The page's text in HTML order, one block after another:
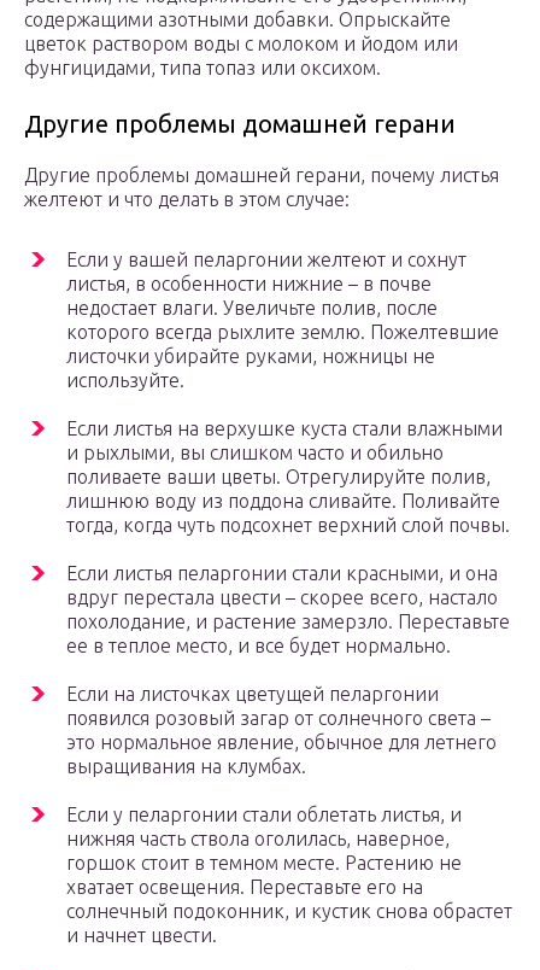
содержащими азотными добавки. Опрыскайте
цветок раствором воды с молоком и йодом или
фунгицидами, типа топаз или оксихом.
Другие проблемы домашней герани
Другие проблемы домашней герани, почему листья
желтеют и что делать в этом случае:
Если у вашей пеларгонии желтеют и сохнут
листья, в особенности нижние – в почве
недостает влаги. Увеличьте полив, после
которого всегда рыхлите землю. Пожелтевшие
листочки убирайте руками, ножницы не
используйте.
Если листья на верхушке куста стали влажными
и рыхлыми, вы слишком часто и обильно
поливаете ваши цветы. Отрегулируйте полив,
лишнюю воду из поддона сливайте. Поливайте
тогда, когда чуть подсохнет верхний слой почвы.
Если листья пеларгонии стали красными, и она
вдруг перестала цвести – скорее всего, настало
похолодание, и растение замерзло. Переставьте
ее в теплое место, и все будет нормально.
Если на листочках цветущей пеларгонии
появился розовый загар от солнечного света –
это нормальное явление, обычное для летнего
выращивания на клумбах.
Если у пеларгонии стали облетать листья, и
нижняя часть ствола оголилась, наверное,
горшок стоит в темном месте. Растению не
хватает освещения. Переставьте его на
солнечный подоконник, и кустик снова обрастет
и начнет цвести.